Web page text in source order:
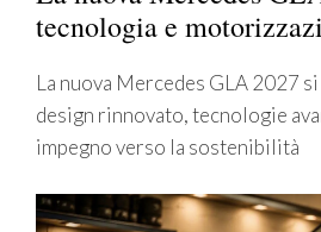
tecnologia e
La nuova Mercedes GLA 2027
design rinnovato, tecnologie
impegno verso la sostenibilità